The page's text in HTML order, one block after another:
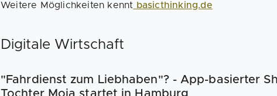
Weitere Möglichkeiten kennt basicthinking.de
Digitale Wirtschaft
"Fahrdienst zum Liebhaben"? - App-basierter
Tochter Moja startet in Hamburg